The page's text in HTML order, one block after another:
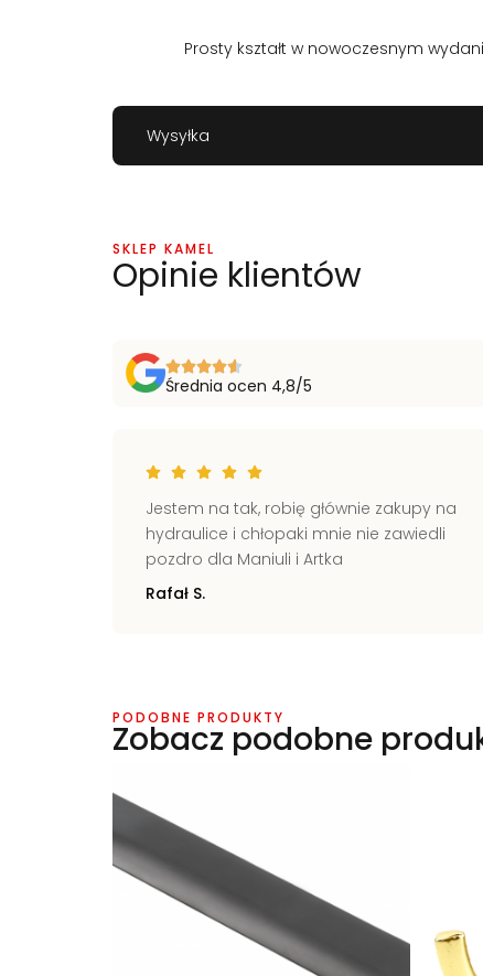
Prosty kształt w nowoczesnym
Wysyłka
SKLEP KAMEL
Opinie klientów
Średnia ocen 4,8/5
Jestem na tak, robię głównie zakupy na
hydraulice i chłopaki mnie nie zawiedli
pozdro dla Maniuli i Artka
Rafał S.
PODOBNE PRODUKTY
Zobacz podobne